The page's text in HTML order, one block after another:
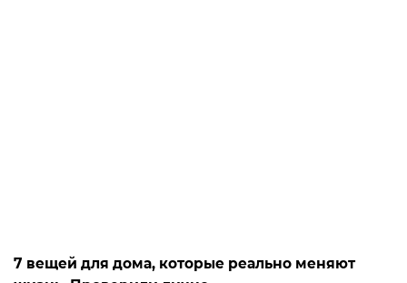
7 вещей для дома, которые реально меняют